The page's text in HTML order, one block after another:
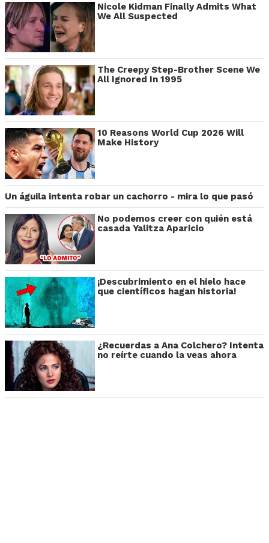
Nicole Kidman Finally Admits What
We All Suspected
The Creepy Step-Brother Scene We
All Ignored In 1995
10 Reasons World Cup 2026 Will
Make History
Un águila intenta robar un cachorro - mira lo que pasó
No podemos creer con quién está
casada Yalitza Aparicio
¡Descubrimiento en el hielo hace
que científicos hagan historia!
¿Recuerdas a Ana Colchero? Intenta
no reírte cuando la veas ahora